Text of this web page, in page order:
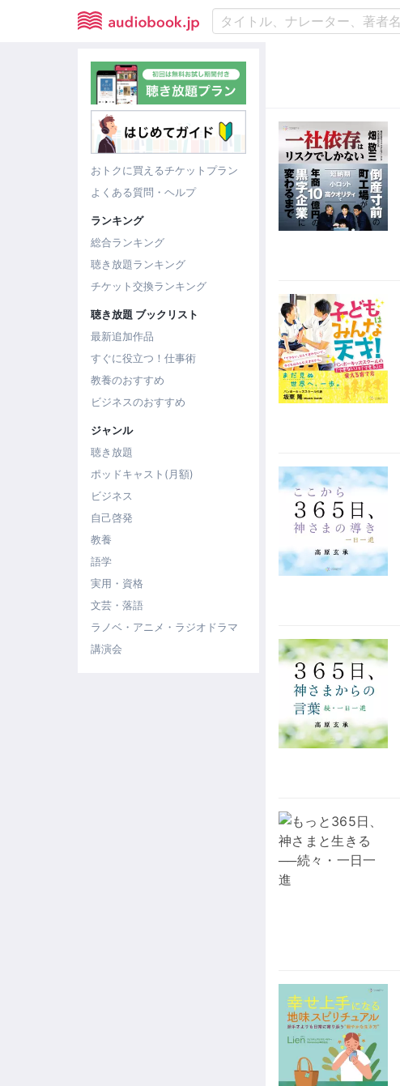
おトクに買えるチケットプラン
よくある質問・ヘルプ
ランキング
総合ランキング
聴き放題ランキング
チケット交換ランキング
聴き放題 ブックリスト
最新追加作品
すぐに役立つ！仕事術
教養のおすすめ
ビジネスのおすすめ
ジャンル
聴き放題
ポッドキャスト(月額)
ビジネス
自己啓発
教養
語学
実用・資格
文芸・落語
ラノベ・アニメ・ラジオドラマ
講演会